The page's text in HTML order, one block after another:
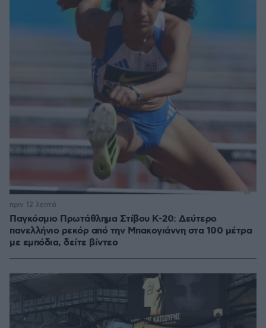
Παγκόσμιο Πρωτάθλημα Στίβου Κ-20: Δεύτερο
πανελλήνιο ρεκόρ από την Μπακογιάννη στα 100 μέτρα
με εμπόδια, δείτε βίντεο
πριν 12 λεπτά